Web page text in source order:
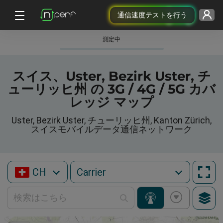
通信速度テストを行う
測定中
スイス、Uster, Bezirk Uster, チ
ューリッヒ州 の 3G / 4G / 5G カバ
レッジ マップ
Uster, Bezirk Uster, チューリッヒ州, Kanton Zürich,
スイスモバイルデータ通信ネットワーク
CH